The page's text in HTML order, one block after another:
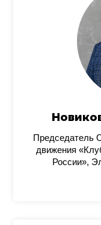
Председатель
движения
России»,